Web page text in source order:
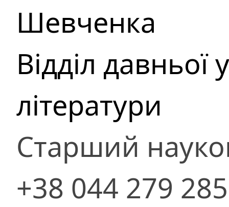
Шевченка
Відділ давньої
літератури
Старший
+38 044 279